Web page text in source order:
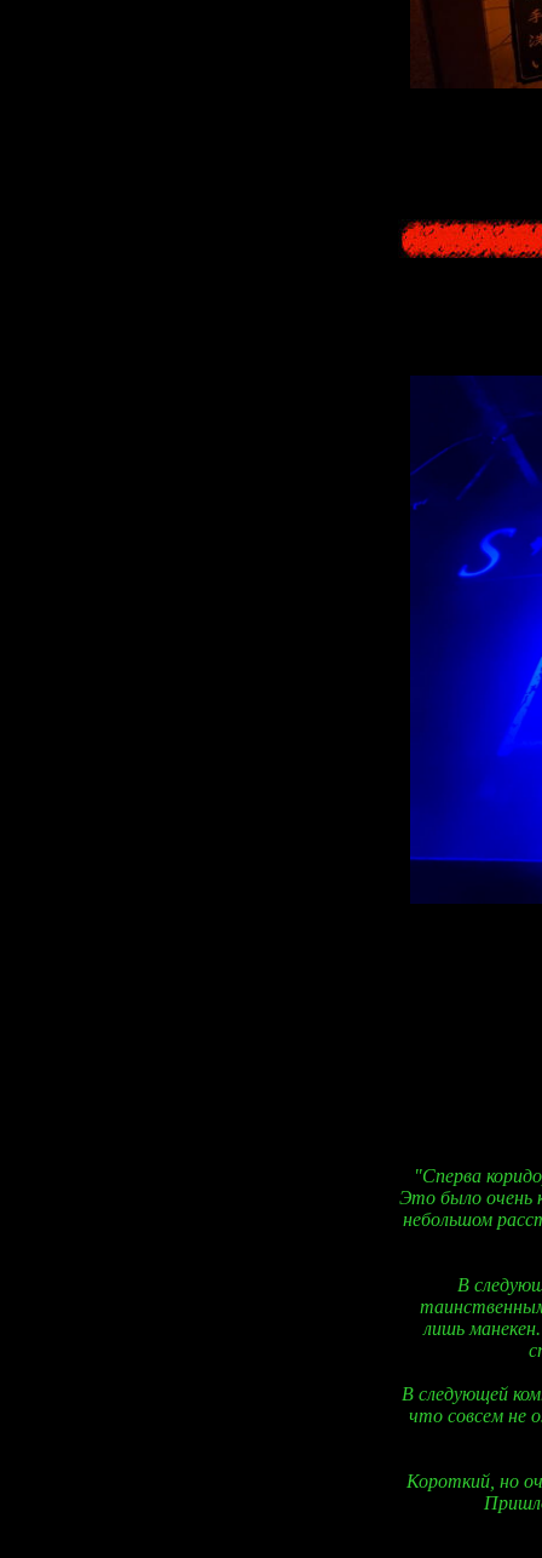
"Сперва
Это было очень
небольшом
В
лишь
В следующей
что совсем не
Короткий, но